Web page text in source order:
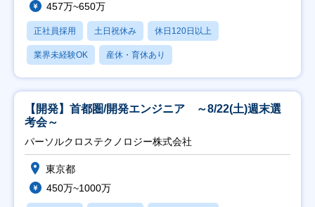
457万~650万
正社員採用 土日祝休み 休日120日以上
業界未経験OK 産休・育休あり
【開発】首都圏/開発エンジニア ～8/22(土)週末選
考会～
パーソルクロステクノロジー株式会社
東京都
450万~1000万